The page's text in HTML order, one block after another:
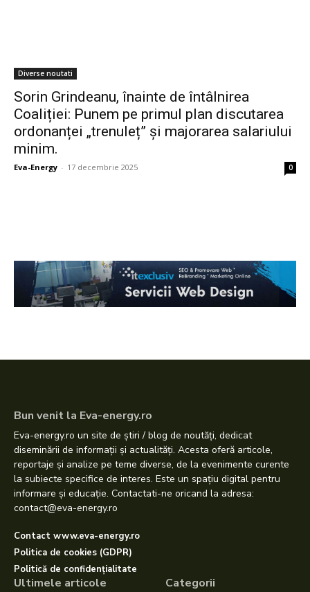
Diverse noutati
Sorin Grindeanu, înainte de întâlnirea
Coaliției: Punem pe primul plan discutarea
ordonanței „trenuleț” și majorarea salariului
minim.
Eva-Energy - 17 decembrie 2025 0
Bun venit la Eva-energy.ro
Eva-energy.ro un site de știri / blog de noutăți, dedicat
diseminării de informații și actualități. Acesta oferă articole,
reportaje și analize pe teme diverse, de la evenimente curente
la subiecte specifice de interes. Este un spațiu digital pentru
informare și educație. Contactati-ne oricand la adresa:
contact@eva-energy.ro
Contact www.eva-energy.ro
Politica de cookies (GDPR)
Politică de confidențialitate
Ultimele articole Categorii